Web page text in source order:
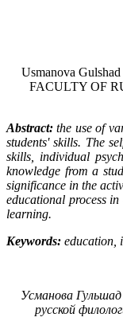
Usmanova
FACULTY OF
Abstract: the use of
students' skills. The
skills, individual
knowledge from a
significance in the
educational process
learning.
Keywords: education,
Усманова
русской